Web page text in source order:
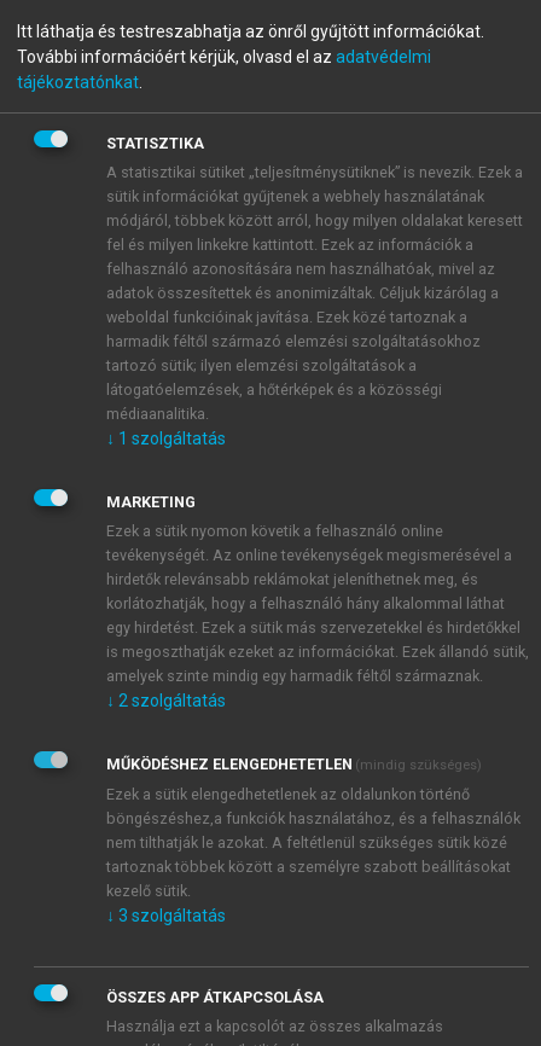
intézmények
menu_book
A középkor
A római birodalom felbomlása után, az időleges és
átmeneti szövetségek állandó váltakozása mellett
egyedül az egyház és az egyház által összehívott
zsinatok biztosítottak szerény keretet a többoldalú
államközi kapcsolatok fenntartásához. A zsinatok
elsődleges célja azonban az időszerű egyházi-vallási
Husz János megégetését a konstanzi zsinaton!) és a
világi hatalomhoz való viszony rendezése volt.
Itt láthatja és testreszabhatja az önről gyűjtött információkat.
További információért kérjük, olvasd el az adatvédelmi
tájékoztatónkat
STATISZTIKA
A statisztikai sütiket „teljesítménysütiknek” is nevezik. Ezek a
sütik információkat gyűjtenek a webhely használatának
módjáról, többek között arról, hogy milyen oldalakat keresett
fel és milyen linkekre kattintott. Ezek az információk a
felhasználó azonosítására nem használhatóak, mivel az
adatok összesítettek és anonimizáltak. Céljuk kizárólag a
weboldal funkcióinak javítása. Ezek közé tartoznak a
harmadik féltől származó elemzési szolgáltatásokhoz
tartozó sütik; ilyen elemzési szolgáltatások a
látogatóelemzések, a hőtérképek és a közösségi
médiaanalitika.
↓ 1 szolgáltatás
MARKETING
Ezek a sütik nyomon követik a felhasználó online
tevékenységét. Az online tevékenységek megismerésével a
hirdetők relevánsabb reklámokat jeleníthetnek meg, és
korlátozhatják, hogy a felhasználó hány alkalommal láthat
egy hirdetést. Ezek a sütik más szervezetekkel és hirdetőkkel
is megoszthatják ezeket az információkat. Ezek állandó sütik,
amelyek szinte mindig egy harmadik féltől származnak.
↓ 2 szolgáltatás
MŰKÖDÉSHEZ ELENGEDHETETLEN (mindig szükséges)
Ezek a sütik elengedhetetlenek az oldalunkon történő
böngészéshez,a funkciók használatához, és a felhasználók
nem tilthatják le azokat. A feltétlenül szükséges sütik közé
tartoznak többek között a személyre szabott beállításokat
kezelő sütik.
↓ 3 szolgáltatás
ÖSSZES APP ÁTKAPCSOLÁSA
Használja ezt a kapcsolót az összes alkalmazás